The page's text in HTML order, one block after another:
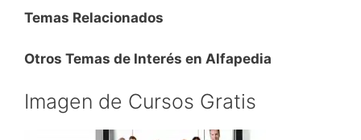
Temas Relacionados
Otros Temas de Interés en Alfapedia
Imagen de Cursos Gratis